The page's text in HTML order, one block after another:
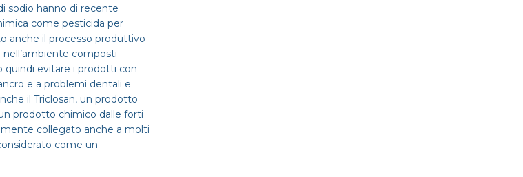
sodio hanno di recente
come pesticida per
anche il processo produttivo
composti
quindi evitare i prodotti con
e a problemi dentali e
il Triclosan, un prodotto
prodotto chimico dalle forti
collegato anche a molti
come un